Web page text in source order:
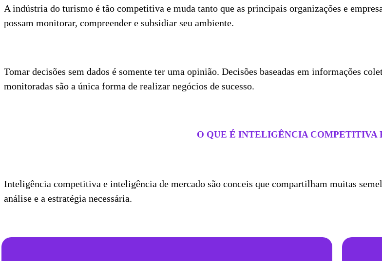
A indústria do turismo é tão competitiva e muda tanto que as principais organizações e
possam monitorar, compreender e subsidiar seu ambiente.
Tomar decisões sem dados é somente ter uma opinião. Decisões baseadas em informações
monitoradas são a única forma de realizar negócios de sucesso.
O QUE É INTELIGÊNCIA COMPETITIVA
Inteligência competitiva e inteligência de mercado são conceis que compartilham muitas
análise e a estratégia necessária.